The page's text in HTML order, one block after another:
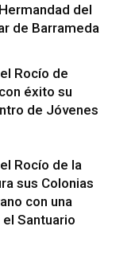
del
de Barrameda
Rocío de
éxito su
de Jóvenes
Rocío de la
sus Colonias
con una
Santuario